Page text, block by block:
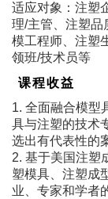
适应对象：注塑
理/主管、注塑品
模工程师、注塑
领班/技术员等
课程收益
1. 全面融合模型
具与注塑的技术
选出有代表性的
2. 基于美国注塑
塑模具、注塑成
业、专家和学者